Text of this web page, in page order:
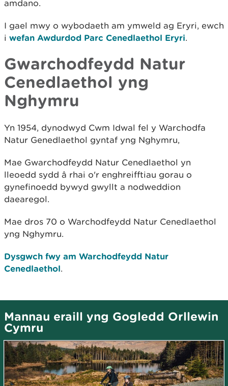
amdano.
I gael mwy o wybodaeth am ymweld ag Eryri, ewch
i wefan Awdurdod Parc Cenedlaethol Eryri.
Gwarchodfeydd Natur
Cenedlaethol yng
Nghymru
Yn 1954, dynodwyd Cwm Idwal fel y Warchodfa
Natur Genedlaethol gyntaf yng Nghymru,
Mae Gwarchodfeydd Natur Cenedlaethol yn
lleoedd sydd â rhai o'r enghreifftiau gorau o
gynefinoedd bywyd gwyllt a nodweddion
daearegol.
Mae dros 70 o Warchodfeydd Natur Cenedlaethol
yng Nghymru.
Dysgwch fwy am Warchodfeydd Natur
Cenedlaethol.
Mannau eraill yng Gogledd Orllewin
Cymru